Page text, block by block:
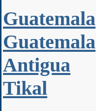
Guatemala
Guatemala
Antigua
Tikal